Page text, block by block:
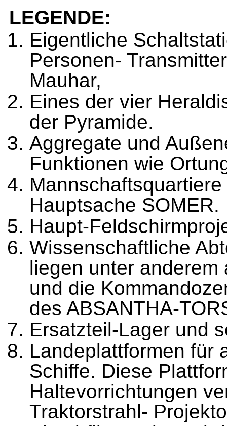
LEGENDE:
Eigentliche
Personen-
Mauhar,
Eines der vier
der Pyramide.
Aggregate und
Funktio­nen wie
Hauptsache SOMER.
Haupt-
Wissenschaftliche
lie­gen unter
und die
des ABSANTHA-
Ersatzteil-Lager und
Landeplattformen für
Schif­fe. Diese
Haltevorrichtungen
Traktorstrahl-